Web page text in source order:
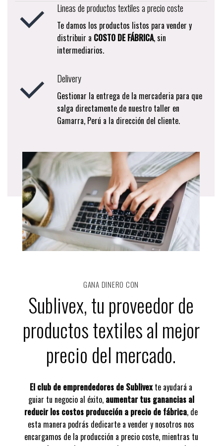
Lineas de productos textiles a precio coste
Te damos los productos listos para vender y
distribuir a COSTO DE FÁBRICA, sin
intermediarios.
Delivery
Gestionar la entrega de la mercaderia para que
salga directamente de nuestro taller en
Gamarra, Perú a la dirección del cliente.
GANA DINERO CON
Sublivex, tu proveedor de
productos textiles al mejor
precio del mercado.
El club de emprendedores de Sublivexte ayudará a
guiar tu negocio al éxito, aumentar tus ganancias al
reducir los costos producción a precio de fábrica, de
esta manera podrás dedicarte a vender y nosotros nos
encargamos de la producción a precio coste, mientras tu